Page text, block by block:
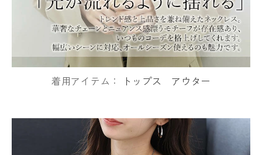
着用アイテム： トップス アウター